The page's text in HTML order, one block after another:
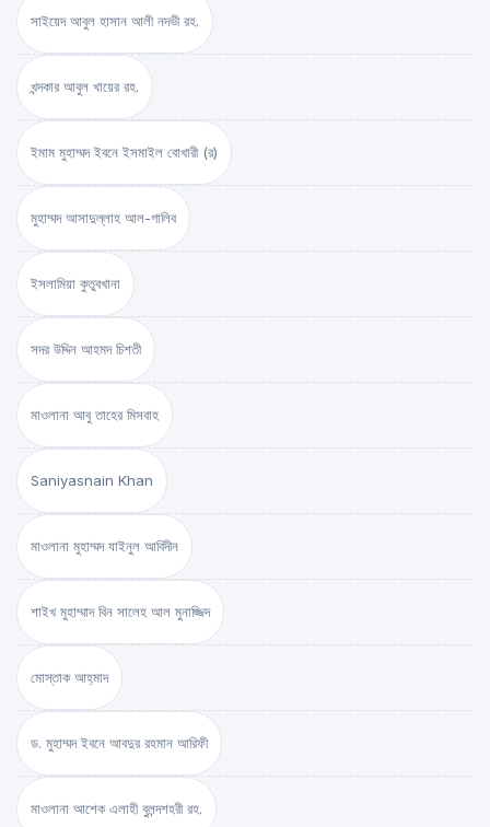
সাইয়েদ আবুল হাসান আলী নদভী রহ.
খন্দকার আবুল খায়ের রহ.
ইমাম মুহাম্মদ ইবনে ইসমাইল বোখারী (র)
মুহাম্মদ আসাদুল্লাহ আল-গালিব
ইসলামিয়া কুতুবখানা
সদর উদ্দিন আহমদ চিশতী
মাওলানা আবু তাহের মিসবাহ
Saniyasnain Khan
মাওলানা মুহাম্মদ যাইনুল আবিদীন
শাইখ মুহাম্মাদ বিন সালেহ আল মুনাজ্জিদ
মোস্তাক আহ্‌মাদ
ড. মুহাম্মদ ইবনে আবদুর রহমান আরিফী
মাওলানা আশেক এলাহী বুলন্দশহরী রহ.